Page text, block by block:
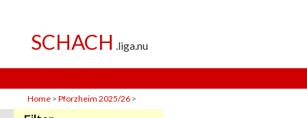
Home > Pforzheim 2025/26 >